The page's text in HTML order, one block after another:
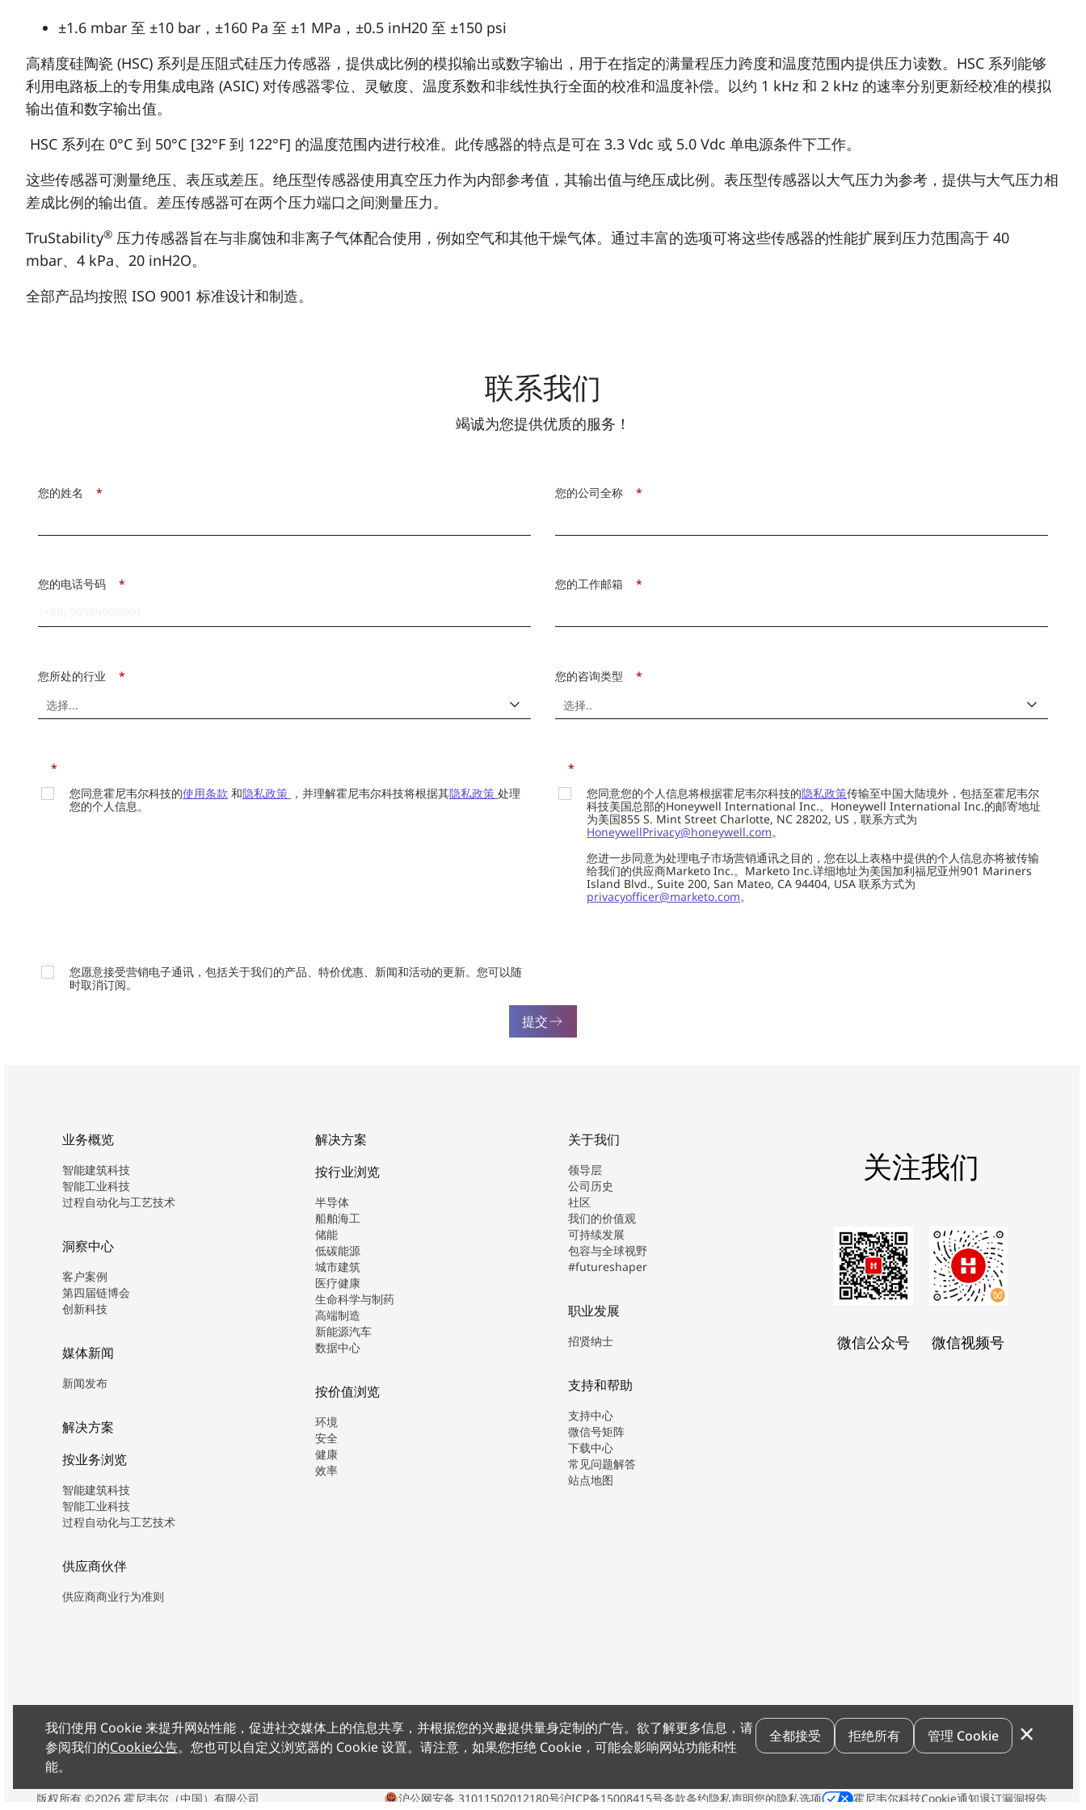
±1.6 mbar 至 ±10 bar，±160 Pa 至 ±1 MPa，±0.5 inH20 至 ±150 psi
高精度硅陶瓷 (HSC) 系列是压阻式硅压力传感器，提供成比例的模拟输出或数字输出，用于在指定的满量程压力跨度和温度范围内提供压力读数。HSC 系列能够
利用电路板上的专用集成电路 (ASIC) 对传感器零位、灵敏度、温度系数和非线性执行全面的校准和温度补偿。以约 1 kHz 和 2 kHz 的速率分别更新经校准的模拟
输出值和数字输出值。
HSC 系列在 0°C 到 50°C [32°F 到 122°F] 的温度范围内进行校准。此传感器的特点是可在 3.3 Vdc 或 5.0 Vdc 单电源条件下工作。
这些传感器可测量绝压、表压或差压。绝压型传感器使用真空压力作为内部参考值，其输出值与绝压成比例。表压型传感器以大气压力为参考，提供与大气压力相
差成比例的输出值。差压传感器可在两个压力端口之间测量压力。
TruStability® 压力传感器旨在与非腐蚀和非离子气体配合使用，例如空气和其他干燥气体。通过丰富的选项可将这些传感器的性能扩展到压力范围高于 40
mbar、4 kPa、20 inH2O。
全部产品均按照 ISO 9001 标准设计和制造。
联系我们
竭诚为您提供优质的服务！
*
您的姓名 *
您的公司全称
*
您的电话号码 *
您的工作邮箱
*
您所处的行业 *
您的咨询类型
*
您同意霍尼韦尔科技的使用条款 和隐私政策 ，并理解霍尼韦尔科技将根据其隐私政策 处理
您的个人信息。
*
您同意您的个人信息将根据霍尼韦尔科技的隐私政策传输至中国大陆境外，包括至霍尼韦尔
科技美国总部的Honeywell International Inc.。Honeywell International Inc.的邮寄地址
为美国855 S. Mint Street Charlotte, NC 28202, US，联系方式为
HoneywellPrivacy@honeywell.com。
您进一步同意为处理电子市场营销通讯之目的，您在以上表格中提供的个人信息亦将被传输
给我们的供应商Marketo Inc.。Marketo Inc.详细地址为美国加利福尼亚州901 Mariners
Island Blvd., Suite 200, San Mateo, CA 94404, USA 联系方式为
privacyofficer@marketo.com。
您愿意接受营销电子通讯，包括关于我们的产品、特价优惠、新闻和活动的更新。您可以随
时取消订阅。
提交
我们使用 Cookie 来提升网站性能，促进社交媒体上的信息共享，并根据您的兴趣提供量身定制的广告。欲了解更多信息，请
参阅我们的Cookie公告。您也可以自定义浏览器的 Cookie 设置。请注意，如果您拒绝 Cookie，可能会影响网站功能和性
能。
全都接受 拒绝所有 管理 Cookie ×
业务概览
智能建筑科技
智能工业科技
过程自动化与工艺技术
洞察中心
客户案例
第四届链博会
创新科技
媒体新闻
新闻发布
解决方案
按业务浏览
智能建筑科技
智能工业科技
过程自动化与工艺技术
供应商伙伴
供应商商业行为准则
解决方案
按行业浏览
半导体
船舶海工
储能
低碳能源
城市建筑
医疗健康
生命科学与制药
高端制造
新能源汽车
数据中心
按价值浏览
环境
安全
健康
效率
关于我们
领导层
公司历史
社区
我们的价值观
可持续发展
包容与全球视野
#futureshaper
职业发展
招贤纳士
支持和帮助
支持中心
微信号矩阵
下载中心
常见问题解答
站点地图
关注我们
微信公众号 微信视频号
联系我们
版权所有 ©2026 霍尼韦尔（中国）有限公司 沪公网安备 31011502012180号沪ICP备15008415号条款条约隐私声明您的隐私选项 霍尼韦尔科技Cookie通知退订漏洞报告